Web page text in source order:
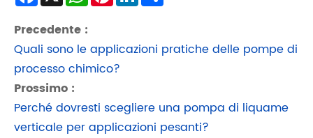
Precedente :
Quali sono le applicazioni pratiche delle pompe di
processo chimico?
Prossimo :
Perché dovresti scegliere una pompa di liquame
verticale per applicazioni pesanti?